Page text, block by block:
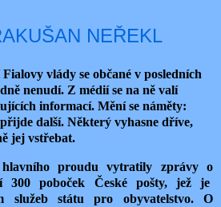
NEŘEKL
vlády se občané v posledních
nenudí. Z médií se na ně valí
informací. Mění se náměty:
další. Některý vyhasne dříve,
jej vstřebat.
proudu vytratily zprávy o
300 poboček České pošty, jež je
služeb státu pro obyvatelstvo. O